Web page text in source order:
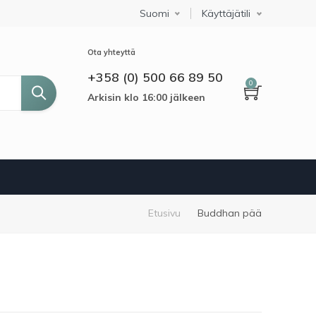
Select your language
Suomi Käyttäjätili
Ota yhteyttä
+358 (0) 500 66 89 50
Arkisin klo 16:00 jälkeen
0
Murupolku
Etusivu Buddhan pää